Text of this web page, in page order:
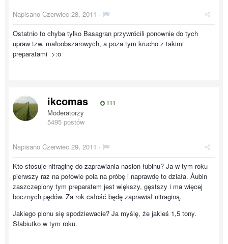
Napisano Czerwiec 28, 2011 ·
Ostatnio to chyba tylko Basagran przywrócili ponownie do tych
upraw tzw. małoobszarowych, a poza tym krucho z takimi
preparatami >:o
ikcomas 111
Moderatorzy
5495 postów
Napisano Czerwiec 29, 2011 ·
Kto stosuje nitraginę do zaprawiania nasion łubinu? Ja w tym roku
pierwszy raz na połowie pola na próbę i naprawdę to działa. Åubin
zaszczepiony tym preparatem jest większy, gęstszy i ma więcej
bocznych pędów. Za rok całość będę zaprawiał nitraginą.
Jakiego plonu się spodziewacie? Ja myślę, że jakieś 1,5 tony.
Słabiutko w tym roku.